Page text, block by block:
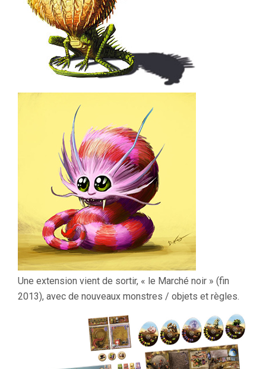
Une extension vient de sortir, « le Marché noir » (fin
2013), avec de nouveaux monstres / objets et règles.